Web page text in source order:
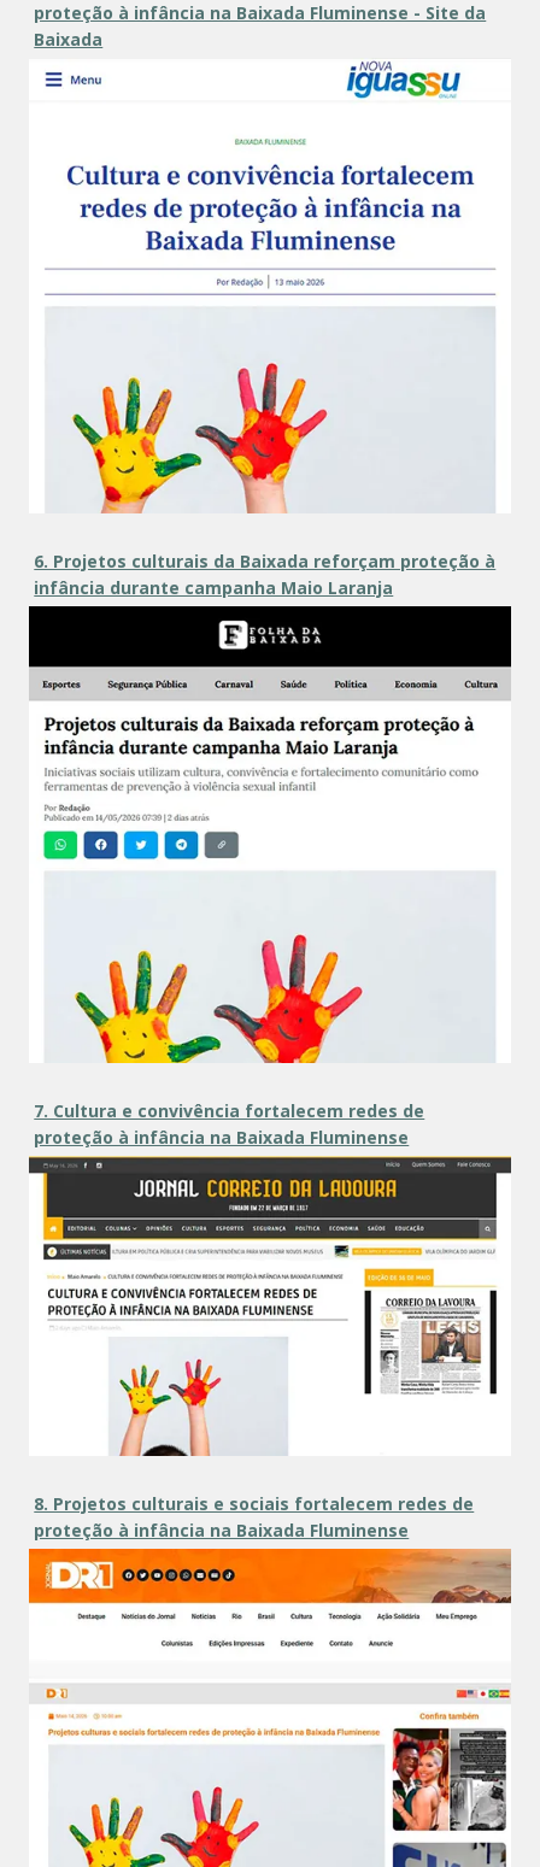
proteção à infância na Baixada Fluminense - Site da
Baixada
6. Projetos culturais da Baixada reforçam proteção à
infância durante campanha Maio Laranja
7. Cultura e convivência fortalecem redes de
proteção à infância na Baixada Fluminense
8. Projetos culturais e sociais fortalecem redes de
proteção à infância na Baixada Fluminense